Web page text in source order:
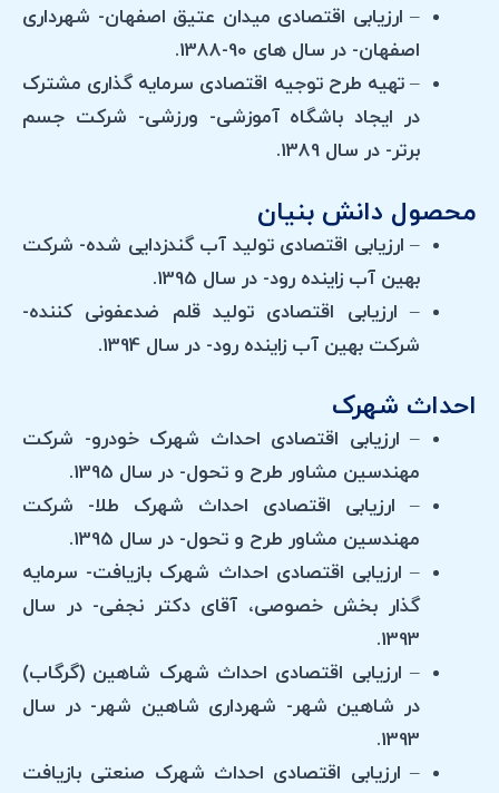
– ارزیابی اقتصادی میدان عتیق اصفهان- شهرداری
اصفهان- در سال های 90-1388.
– تهیه طرح توجیه اقتصادی سرمایه گذاری مشترک
در ایجاد باشگاه آموزشی- ورزشی- شرکت جسم
برتر- در سال 1389.
محصول دانش بنیان
– ارزیابی اقتصادی تولید آب گندزدایی شده- شرکت
بهین آب زاینده رود- در سال 1395.
– ارزیابی اقتصادی تولید قلم ضدعفونی کننده-
شرکت بهین آب زاینده رود- در سال 1394.
احداث شهرک
– ارزیابی اقتصادی احداث شهرک خودرو- شرکت
مهندسین مشاور طرح و تحول- در سال 1395.
– ارزیابی اقتصادی احداث شهرک طلا- شرکت
مهندسین مشاور طرح و تحول- در سال 1395.
– ارزیابی اقتصادی احداث شهرک بازیافت- سرمایه
گذار بخش خصوصی، آقای دکتر نجفی- در سال
1393.
– ارزیابی اقتصادی احداث شهرک شاهین (گرگاب)
در شاهین شهر- شهرداری شاهین شهر- در سال
1393.
– ارزیابی اقتصادی احداث شهرک صنعتی بازیافت